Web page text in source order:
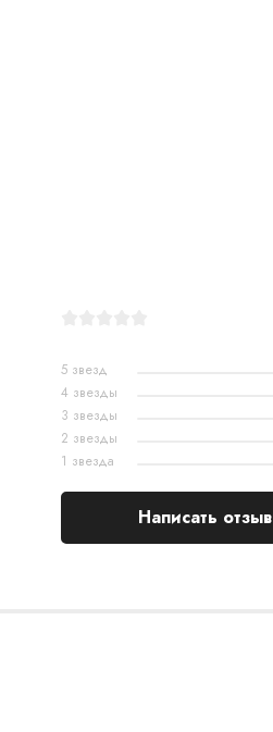
5 звезд
4 звезды
3 звезды
2 звезды
1 звезда
Написать отзыв